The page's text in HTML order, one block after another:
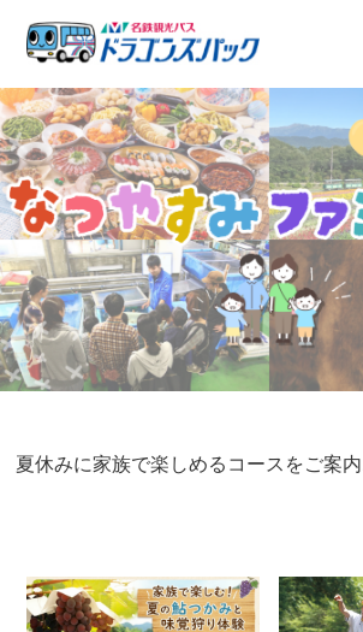
夏休みに家族で楽しめるコースをご案内